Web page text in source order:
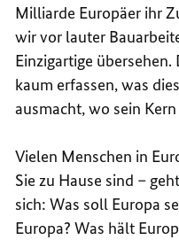
Milliarde Europäer ihr
wir vor lauter
Einzigartige
kaum erfassen, was
ausmacht, wo sein
Vielen Menschen in
Sie zu Hause sind –
sich: Was soll Europa
Europa? Was hält